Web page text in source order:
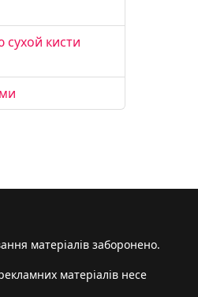
кисти
матеріалів заборонено.
матеріалів несе